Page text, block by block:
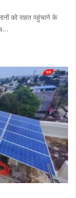
को राहत पहुंचाने के